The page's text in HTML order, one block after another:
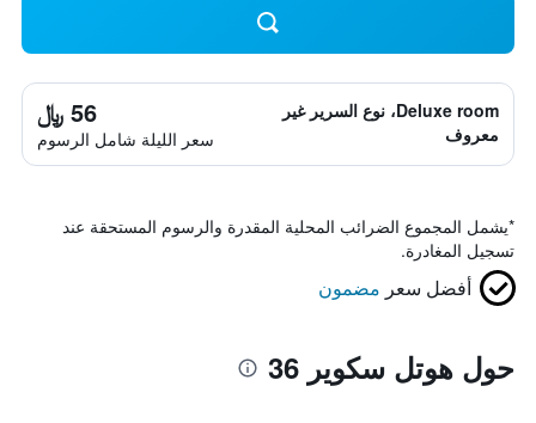
Deluxe room، نوع السرير غير
معروف
56 ﷼
سعر الليلة شامل الرسوم
*يشمل المجموع الضرائب المحلية المقدرة والرسوم المستحقة عند
تسجيل المغادرة.
أفضل سعر مضمون
حول هوتل سكوير 36